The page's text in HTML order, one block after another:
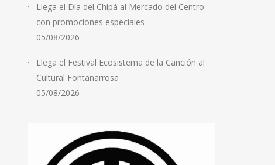
Llega el Día del Chipá al Mercado del Centro
con promociones especiales
05/08/2026
Llega el Festival Ecosistema de la Canción al
Cultural Fontanarrosa
05/08/2026